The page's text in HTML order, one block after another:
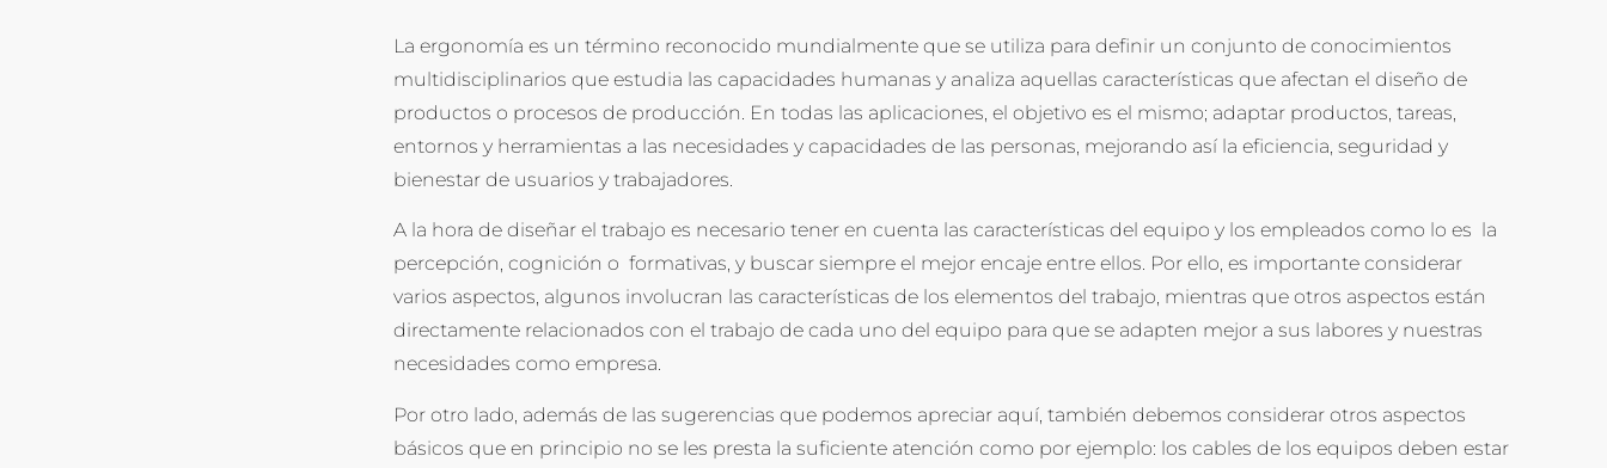
La ergonomía es un término reconocido mundialmente que se utiliza para definir un conjunto de conocimientos
multidisciplinarios que estudia las capacidades humanas y analiza aquellas características que afectan el diseño de
productos o procesos de producción. En todas las aplicaciones, el objetivo es el mismo; adaptar productos, tareas,
entornos y herramientas a las necesidades y capacidades de las personas, mejorando así la eficiencia, seguridad y
bienestar de usuarios y trabajadores.
A la hora de diseñar el trabajo es necesario tener en cuenta las características del equipo y los empleados como lo es la
percepción, cognición o formativas, y buscar siempre el mejor encaje entre ellos. Por ello, es importante considerar
varios aspectos, algunos involucran las características de los elementos del trabajo, mientras que otros aspectos están
directamente relacionados con el trabajo de cada uno del equipo para que se adapten mejor a sus labores y nuestras
necesidades como empresa.
Por otro lado, además de las sugerencias que podemos apreciar aquí, también debemos considerar otros aspectos
básicos que en principio no se les presta la suficiente atención como por ejemplo: los cables de los equipos deben estar